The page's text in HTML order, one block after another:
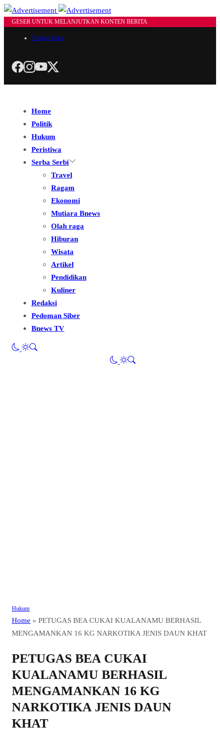
GESER UNTUK MELANJUTKAN KONTEN BERITA
Tentang Kami
Home
Politik
Hukum
Peristiwa
Serba Serbi
Travel
Ragam
Ekonomi
Mutiara Bnews
Olah raga
Hiburan
Wisata
Artikel
Pendidikan
Kuliner
Redaksi
Pedoman Siber
Bnews TV
Hukum
Home » PETUGAS BEA CUKAI KUALANAMU BERHASIL
MENGAMANKAN 16 KG NARKOTIKA JENIS DAUN KHAT
PETUGAS BEA CUKAI
KUALANAMU BERHASIL
MENGAMANKAN 16 KG
NARKOTIKA JENIS DAUN
KHAT